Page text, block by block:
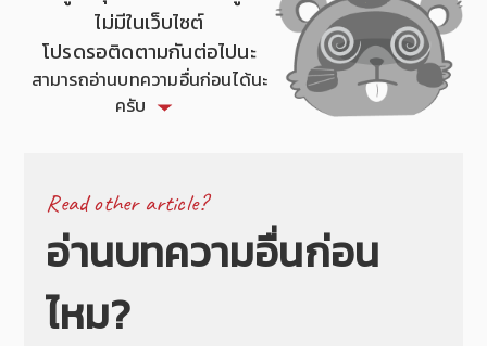
ไม่มีในเว็บไซต์
โปรดรอติดตามกันต่อไปนะ
สามารถอ่านบทความอื่นก่อนได้นะ
ครับ
Read other article?
อ่านบทความอื่นก่อน
ไหม?